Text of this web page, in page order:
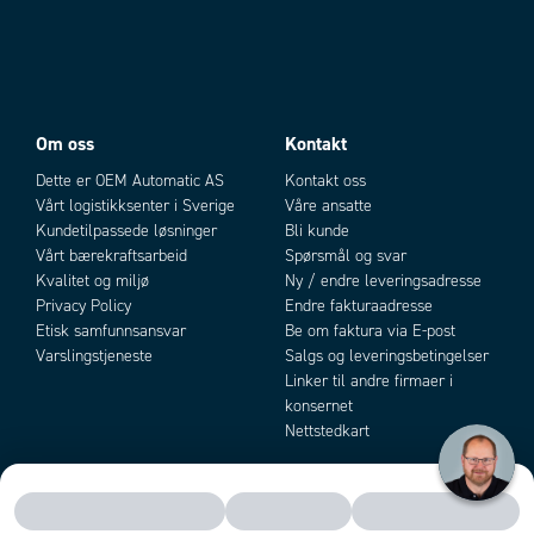
3: LED for blokkering 3: Grenseverdi
4: Relé 4: LED for blokkering
5: Tidsforsinkelse (Ti) 5: Relé
6: Min. 1 500 s 6: Tidsforsinkelse (Ti)
7: Hastighet
8: Min. 1 s
9: Hastighet
Underturtall med blokkering gjennom
S2
Om oss
Dette er OEM Automatic AS
Vårt logistikksenter i Sverige
Kundetilpassede løsninger
Vårt bærekraftsarbeid
Kvalitet og miljø
Privacy Policy
Etisk samfunnsansvar
Varslingstjeneste
Kontakt
Kontakt oss
Våre ansatte
Bli kunde
Spørsmål og svar
Ny / endre leveringsadresse
Endre fakturaadresse
Be om faktura via E-post
Salgs og leveringsbetingelser
Linker til andre firmaer i
konsernet
Nettstedkart